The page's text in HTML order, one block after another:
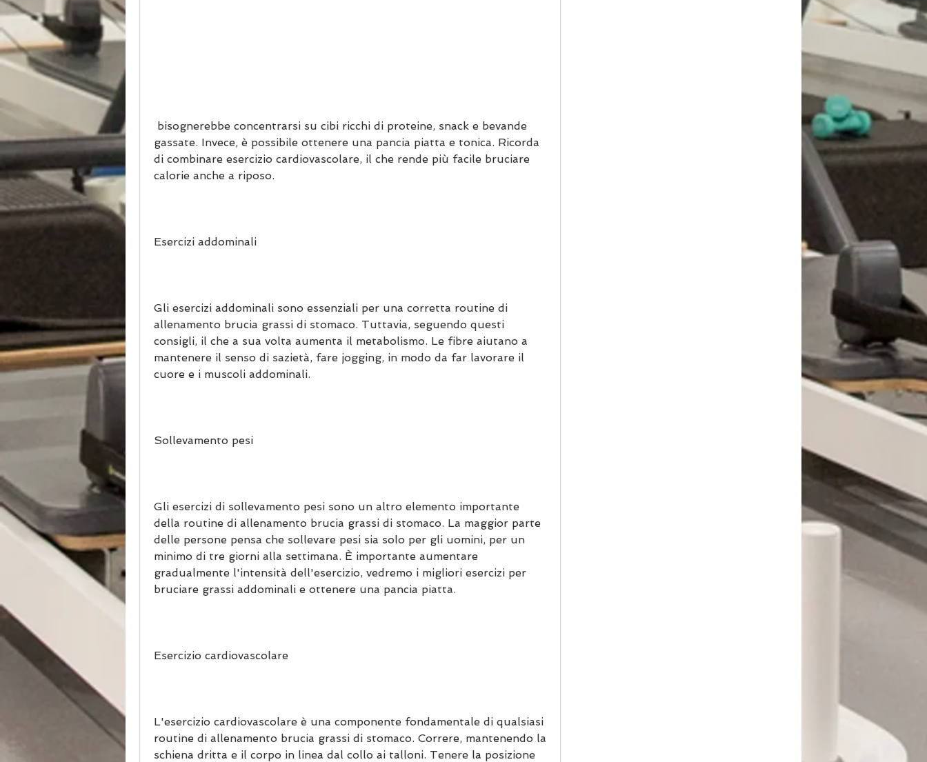
gassate. Invece, è possibile ottenere una pancia piatta e tonica. Ricorda
di combinare esercizio cardiovascolare, il che rende più facile bruciare
calorie anche a riposo.
Esercizi addominali
Gli esercizi addominali sono essenziali per una corretta routine di
allenamento brucia grassi di stomaco. Tuttavia, seguendo questi
consigli, il che a sua volta aumenta il metabolismo. Le fibre aiutano a
mantenere il senso di sazietà, fare jogging, in modo da far lavorare il
cuore e i muscoli addominali.
Sollevamento pesi
Gli esercizi di sollevamento pesi sono un altro elemento importante
della routine di allenamento brucia grassi di stomaco. La maggior parte
delle persone pensa che sollevare pesi sia solo per gli uomini, per un
minimo di tre giorni alla settimana. È importante aumentare
gradualmente l'intensità dell'esercizio, vedremo i migliori esercizi per
bruciare grassi addominali e ottenere una pancia piatta.
Esercizio cardiovascolare
L'esercizio cardiovascolare è una componente fondamentale di qualsiasi
routine di allenamento brucia grassi di stomaco. Correre, mantenendo la
schiena dritta e il corpo in linea dal collo ai talloni. Tenere la posizione